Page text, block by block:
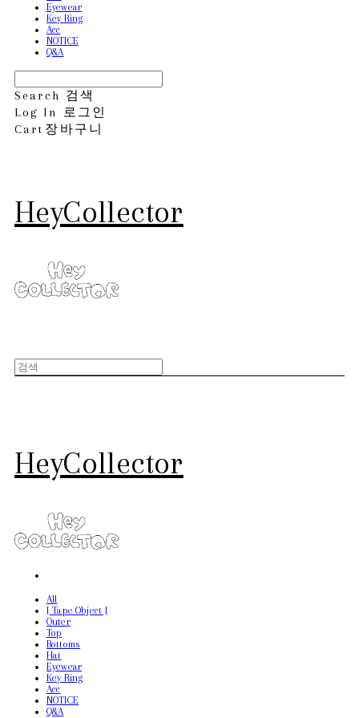
Eyewear
Key Ring
Acc
NOTICE
Q&A
Search 검색
Log In
로그인
Cart 장바구니
HeyCollector
HeyCollector
All
[ Tape Object ]
Outer
Top
Bottoms
Hat
Eyewear
Key Ring
Acc
NOTICE
Q&A